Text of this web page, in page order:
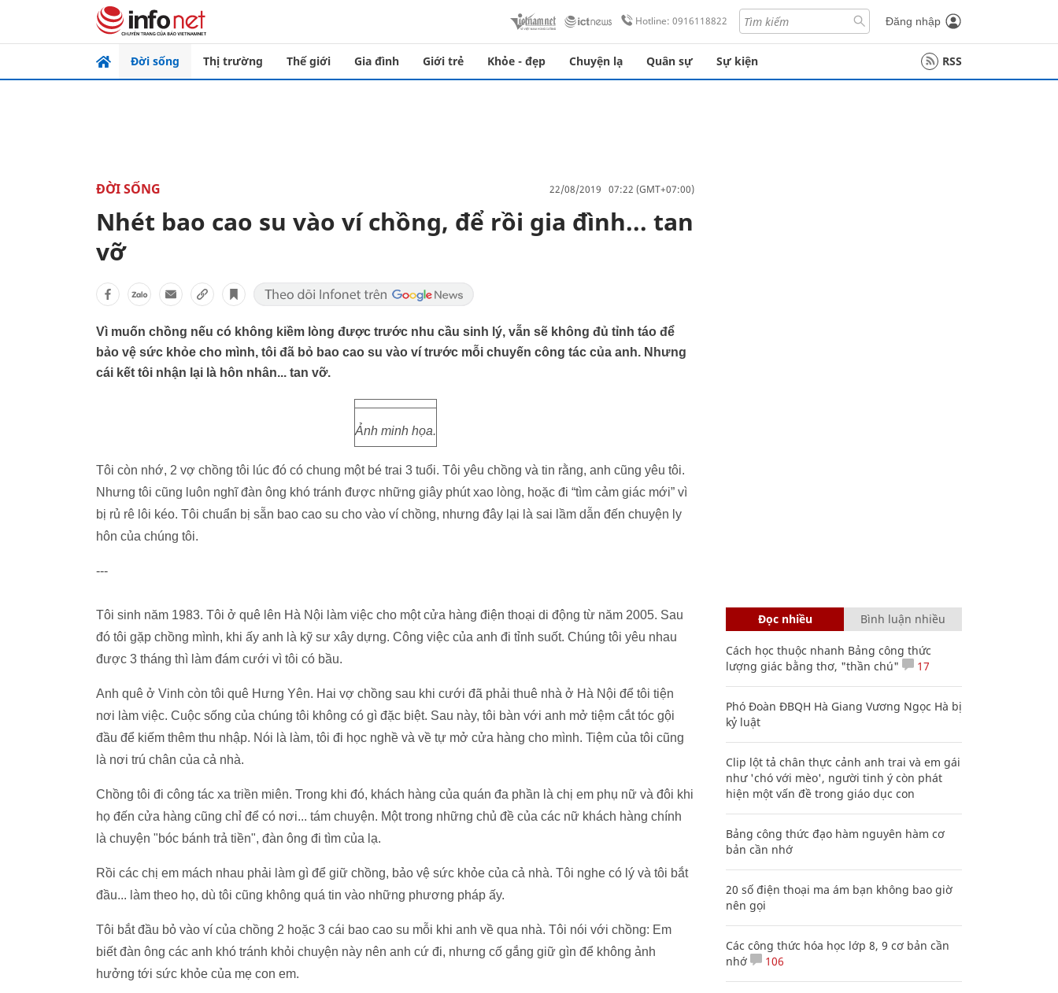
Hotline: 0916118822 Đăng nhập
Đời sống Thị trường Thế giới Gia đình Giới trẻ Khỏe - đẹp Chuyện lạ Quân sự Sự kiện RSS
ĐỜI SỐNG 22/08/2019 07:22 (GMT+07:00)
Nhét bao cao su vào ví chồng, để rồi gia đình... tan
vỡ
Vì muốn chồng nếu có không kiềm lòng được trước nhu cầu sinh lý, vẫn sẽ không đủ tỉnh táo để
bảo vệ sức khỏe cho mình, tôi đã bỏ bao cao su vào ví trước mỗi chuyến công tác của anh. Nhưng
cái kết tôi nhận lại là hôn nhân... tan vỡ.
Ảnh minh họa.
Tôi còn nhớ, 2 vợ chồng tôi lúc đó có chung một bé trai 3 tuổi. Tôi yêu chồng và tin rằng, anh cũng yêu tôi.
Nhưng tôi cũng luôn nghĩ đàn ông khó tránh được những giây phút xao lòng, hoặc đi “tìm cảm giác mới” vì
bị rủ rê lôi kéo. Tôi chuẩn bị sẵn bao cao su cho vào ví chồng, nhưng đây lại là sai lầm dẫn đến chuyện ly
hôn của chúng tôi.
---
Tôi sinh năm 1983. Tôi ở quê lên Hà Nội làm việc cho một cửa hàng điện thoại di động từ năm 2005. Sau
đó tôi gặp chồng mình, khi ấy anh là kỹ sư xây dựng. Công việc của anh đi tỉnh suốt. Chúng tôi yêu nhau
được 3 tháng thì làm đám cưới vì tôi có bầu.
Anh quê ở Vinh còn tôi quê Hưng Yên. Hai vợ chồng sau khi cưới đã phải thuê nhà ở Hà Nội để tôi tiện
nơi làm việc. Cuộc sống của chúng tôi không có gì đặc biệt. Sau này, tôi bàn với anh mở tiệm cắt tóc gội
đầu để kiếm thêm thu nhập. Nói là làm, tôi đi học nghề và về tự mở cửa hàng cho mình. Tiệm của tôi cũng
là nơi trú chân của cả nhà.
Chồng tôi đi công tác xa triền miên. Trong khi đó, khách hàng của quán đa phần là chị em phụ nữ và đôi khi
họ đến cửa hàng cũng chỉ để có nơi... tám chuyện. Một trong những chủ đề của các nữ khách hàng chính
là chuyện "bóc bánh trả tiền", đàn ông đi tìm của lạ.
Rồi các chị em mách nhau phải làm gì để giữ chồng, bảo vệ sức khỏe của cả nhà. Tôi nghe có lý và tôi bắt
đầu... làm theo họ, dù tôi cũng không quá tin vào những phương pháp ấy.
Tôi bắt đầu bỏ vào ví của chồng 2 hoặc 3 cái bao cao su mỗi khi anh về qua nhà. Tôi nói với chồng: Em
biết đàn ông các anh khó tránh khỏi chuyện này nên anh cứ đi, nhưng cố gắng giữ gìn để không ảnh
hưởng tới sức khỏe của mẹ con em.
Đọc nhiều Bình luận nhiều
Cách học thuộc nhanh Bảng công thức
lượng giác bằng thơ, "thần chú"
17
Phó Đoàn ĐBQH Hà Giang Vương Ngọc Hà bị
kỷ luật
Clip lột tả chân thực cảnh anh trai và em gái
như 'chó với mèo', người tinh ý còn phát
hiện một vấn đề trong giáo dục con
Bảng công thức đạo hàm nguyên hàm cơ
bản cần nhớ
20 số điện thoại ma ám bạn không bao giờ
nên gọi
Các công thức hóa học lớp 8, 9 cơ bản cần
nhớ
106